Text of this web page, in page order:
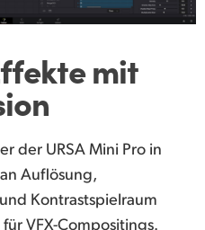
mit
der URSA Mini Pro in
Auflösung,
Kontrastspielraum
VFX-Compositings.